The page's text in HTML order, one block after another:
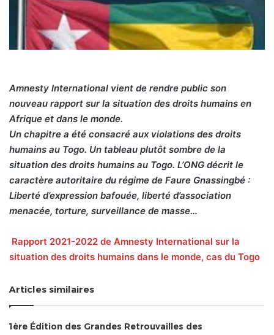
Amnesty International vient de rendre public son
nouveau rapport sur la situation des droits humains en
Afrique et dans le monde.
Un chapitre a été consacré aux violations des droits
humains au Togo. Un tableau plutôt sombre de la
situation des droits humains au Togo. L’ONG décrit le
caractère autoritaire du régime de Faure Gnassingbé :
Liberté d’expression bafouée, liberté d’association
menacée, torture, surveillance de masse…
Rapport 2021-2022 de Amnesty International sur la
situation des droits humains dans le monde, cas du Togo
Articles similaires
1ère Édition des Grandes Retrouvailles des